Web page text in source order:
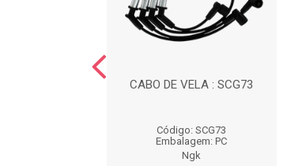
CABO DE VELA : SCG73
Código: SCG73
Embalagem: PC
Ngk